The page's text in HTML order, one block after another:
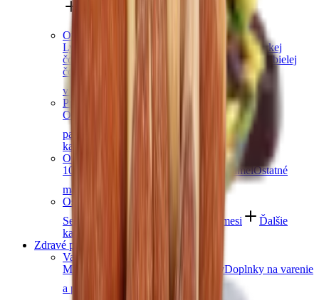
Ovocie v čokoláde
Lyofilizované ovocie v čokoláde
Ovocie v horkej
čokoláde
Ovocie v bielej
čokoláde a jogurte
Jablkové trubičky máčané
v čokoláde
Prémiové čokolády
Ovocná čokoláda
Čokolády bez
palmového oleja
Ďalšie
kategórie
Orechové maslá
100% orechové
Slaný karamelOstatné
maslá a pasty
Ostatné sladkosti
Semienka v čokoláde
Čokoládové zmesi
Ďalšie
kategórie
Zdravé potraviny
Varenie a pečenie
Múky
BylinkyDoplnky na varenie
a pečenie